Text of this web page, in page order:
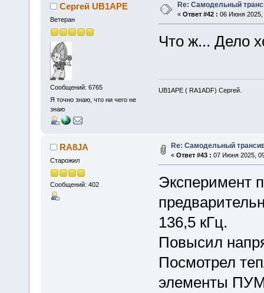
Сергей UB1APE
Ветеран
Сообщений: 6765
Я точно знаю, что ни чего не
знаю
Re: Самодельный
« Ответ #42 : 06 Июня 2025,
Что ж... Дело
UB1APE ( RA1ADF) Сергей.
RA8JA
Старожил
Сообщений: 402
Re: Самодельный
« Ответ #43 : 07 Июня 2025,
Эксперимент
136,5 кГц.
Повысил
Посмотрел
элементы